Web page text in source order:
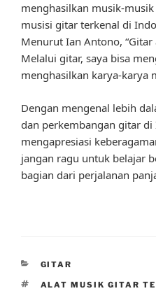
menghasilkan musik-
musisi gitar terkenal di
Menurut Ian Antono,
Melalui gitar, saya bisa
menghasilkan karya-karya
Dengan mengenal lebih
dan perkembangan gitar
mengapresiasi
jangan ragu untuk belajar
bagian dari perjalanan
CATEGORIES
GITAR
TAGS
ALAT MUSIK GITAR